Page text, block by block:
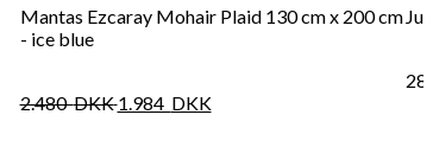
Mantas Ezcaray Mohair Plaid 130 cm x 200 cm
- ice blue
2.480DKK1.984 DKK
28